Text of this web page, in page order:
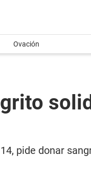
Ovación
pide donar